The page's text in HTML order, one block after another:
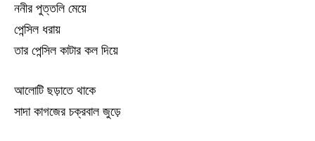
ননীর পুত্তলি মেয়ে
পেন্সিল ধরায়
তার পেন্সিল কাটার কল দিয়ে
আলোটি ছড়াতে থাকে
সাদা কাগজের চক্রবাল জুড়ে